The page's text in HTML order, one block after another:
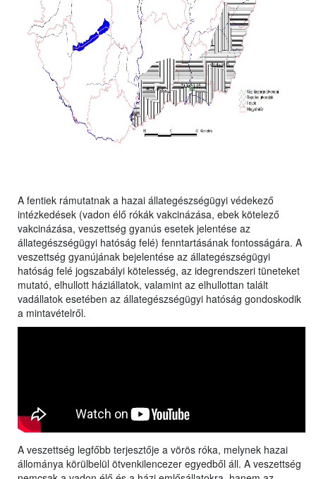
A fentiek rámutatnak a hazai állategészségügyi védekező
intézkedések (vadon élő rókák vakcinázása, ebek kötelező
vakcinázása, veszettség gyanús esetek jelentése az
állategészségügyi hatóság felé) fenntartásának fontosságára. A
veszettség gyanújának bejelentése az állategészségügyi
hatóság felé jogszabályi kötelesség, az idegrendszeri tüneteket
mutató, elhullott háziállatok, valamint az elhullottan talált
vadállatok esetében az állategészségügyi hatóság gondoskodik
a mintavételről.
A veszettség legfőbb terjesztője a vörös róka, melynek hazai
állománya körülbelül ötvenkilencezer egyedből áll. A veszettség